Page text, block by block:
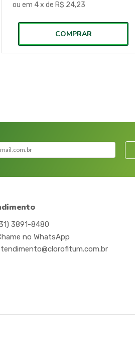
ou em 4x de R$ 24,23
COMPRAR
3891-8480
no WhatsApp